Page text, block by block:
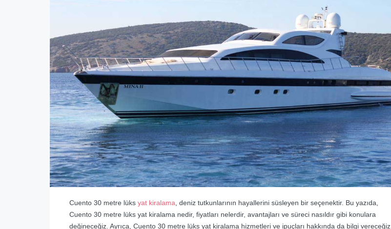
Cuento 30 metre lüks yat kiralama , deniz tutkunlarının hayallerini süsleyen bir seçenektir. Bu yazıda,
Cuento 30 metre lüks yat kiralama nedir, fiyatları nelerdir, avantajları ve süreci nasıldır gibi konulara
değineceğiz. Ayrıca, Cuento 30 metre lüks yat kiralama hizmetleri ve ipuçları hakkında da bilgi vereceğiz.